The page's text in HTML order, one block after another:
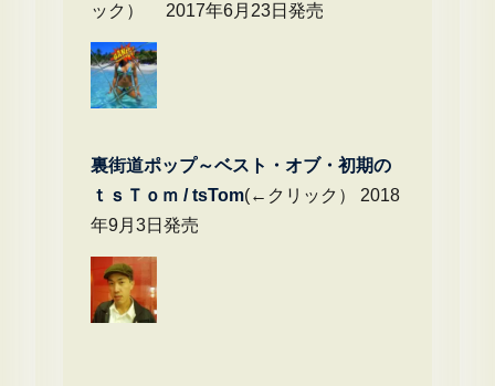
ック） 2017年6月23日発売
裏街道ポップ～ベスト・オブ・初期の
ｔｓＴｏｍ / tsTom(←クリック） 2018
年9月3日発売